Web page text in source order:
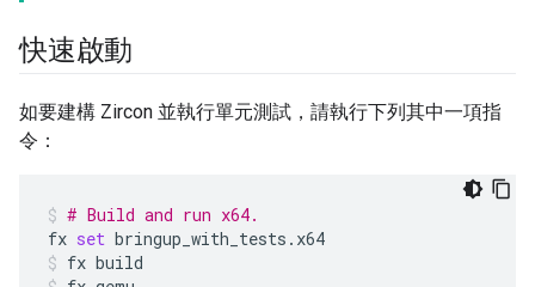
快速啟動
如要建構 Zircon 並執行單元測試，請執行下列其中一項指
令：
# Build and run x64.
fx set bringup_with_tests.x64
fx build